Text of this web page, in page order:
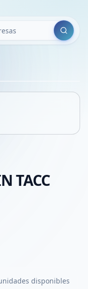
Buscar
TACC
disponibles